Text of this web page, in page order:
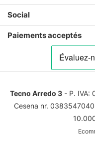
Social
Paiements acceptés
Tecno Arredo 3- P. IVA:
Cesena nr.